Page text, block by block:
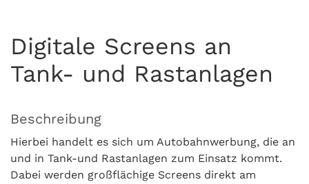
Digitale Screens an
Tank- und Rastanlagen
Beschreibung
Hierbei handelt es sich um Autobahnwerbung, die an
und in Tank-und Rastanlagen zum Einsatz kommt.
Dabei werden großflächige Screens direkt am